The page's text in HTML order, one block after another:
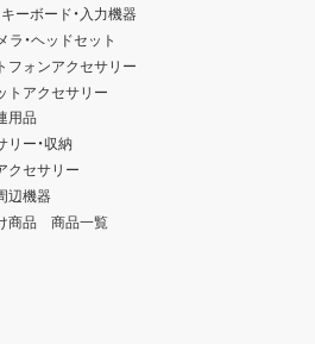
キーボード・入力機器
ラ・ヘッドセット
フォンアクセサリー
トアクセサリー
用品
リー・収納
クセサリー
辺機器
商品 商品一覧